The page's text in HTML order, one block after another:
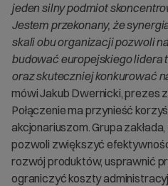
jeden silny podmiot
Jestem przekonany, że
skali obu organizacji pozwoli
budować europejskiego
oraz skuteczniej konkurować
mówi Jakub Dwernicki, prezes
Połączenie ma przynieść
akcjonariuszom. Grupa
pozwoli zwiększyć
rozwój produktów, usprawnić
ograniczyć koszty